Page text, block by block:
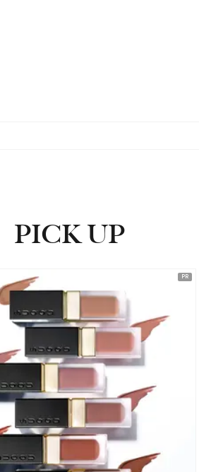
PICK UP